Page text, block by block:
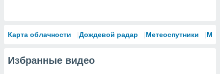
Карта облачности Дождевой радар Метеоспутники
Избранные видео